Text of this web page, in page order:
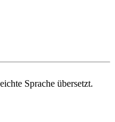
Sprache übersetzt.